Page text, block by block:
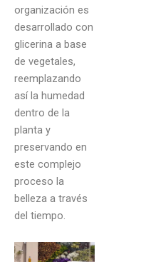
organización es
desarrollado con
glicerina a base
de vegetales,
reemplazando
así la humedad
dentro de la
planta y
preservando en
este complejo
proceso la
belleza a través
del tiempo.